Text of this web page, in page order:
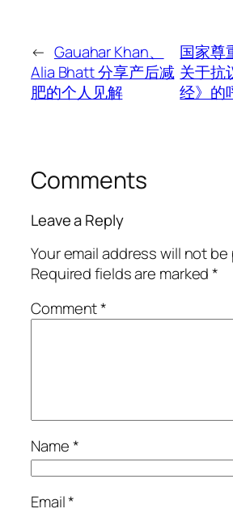
← Gauahar Khan、
Alia Bhatt 分享产后减
肥的个人见解
国家尊
关于抗
经》的
Comments
Leave a Reply
Your email address will not
Required fields are marked*
Comment*
Name*
Email*